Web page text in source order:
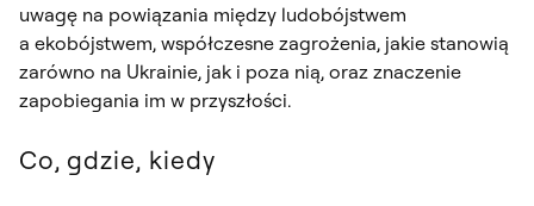
uwagę na powiązania między ludobójstwem
a ekobójstwem, współczesne zagrożenia, jakie stanowią
zarówno na Ukrainie, jak i poza nią, oraz znaczenie
zapobiegania im w przyszłości.
Co, gdzie, kiedy